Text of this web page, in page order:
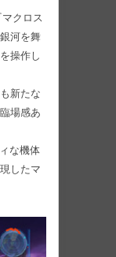
クロス
河を舞
操作し
新たな
場感あ
な機体
したマ